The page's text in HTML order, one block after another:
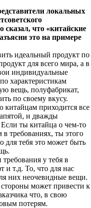
локальных
сказал, что «китайские
это на примере
идеальный продукт по
для всего мира, а в
индивидуальные
характеристикам
вещь, полуфабрикат,
по своему вкусу.
китайцам приходится все
и дважды
Если ты китайца о чем-то
требованиях, ты этого
для тебя это может быть
у тебя в
и т.д. То, что для нас
них неочевидные вещи.
стороны может привести к
что, в свою
потерям.